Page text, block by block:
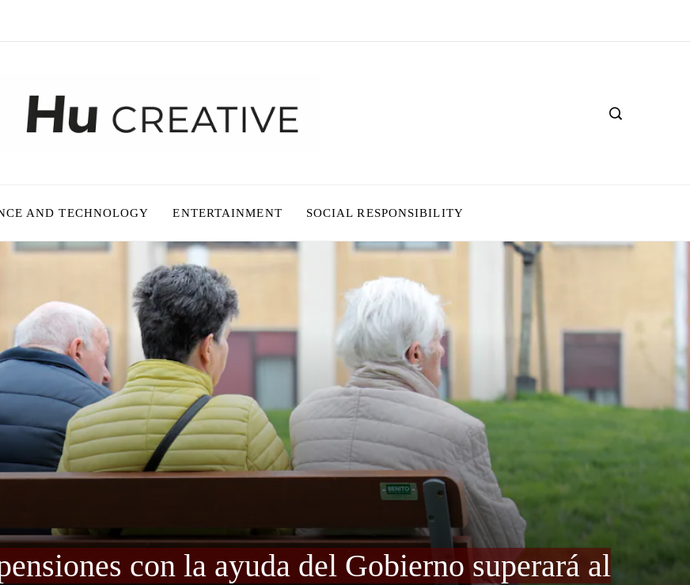
AND TECHNOLOGY ENTERTAINMENT SOCIAL RESPONSIBILITY
con la ayuda del Gobierno superará al